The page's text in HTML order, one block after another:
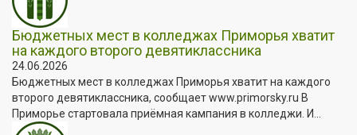
Бюджетных мест в колледжах Приморья хватит
на каждого второго девятиклассника
24.06.2026
Бюджетных мест в колледжах Приморья хватит на каждого
второго девятиклассника, сообщает www.primorsky.ru В
Приморье стартовала приёмная кампания в колледжи. И...